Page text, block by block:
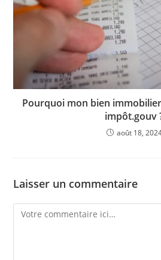
Pourquoi mon bien
impôt.gouv
août 18,
Laisser un commentaire